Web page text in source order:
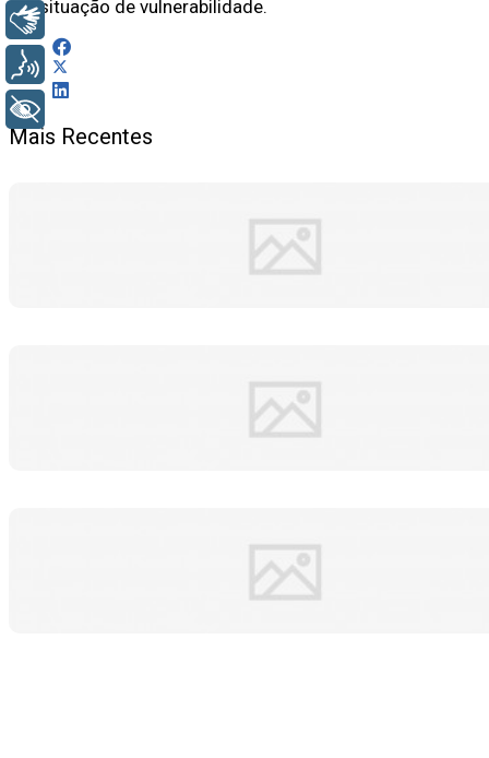
em situação de vulnerabilidade.
Mais Recentes
Libras
Voz